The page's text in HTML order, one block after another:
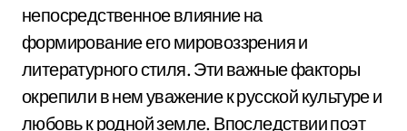
непосредственное влияние на
формирование его мировоззрения и
литературного стиля. Эти важные факторы
окрепили в нем уважение к русской культуре и
любовь к родной земле. Впоследствии поэт